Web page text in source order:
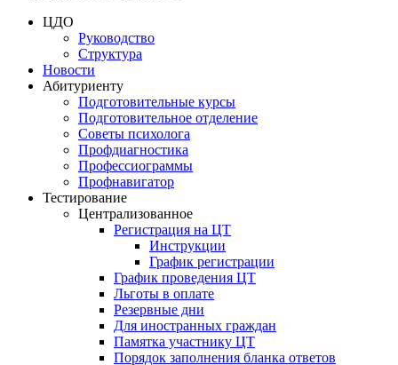
ЦДО
Руководство
Структура
Новости
Абитуриенту
Подготовительные курсы
Подготовительное отделение
Советы психолога
Профдиагностика
Профессиограммы
Профнавигатор
Тестирование
Централизованное
Регистрация на ЦТ
Инструкции
График регистрации
График проведения ЦТ
Льготы в оплате
Резервные дни
Для иностранных граждан
Памятка участнику ЦТ
Порядок заполнения бланка ответов